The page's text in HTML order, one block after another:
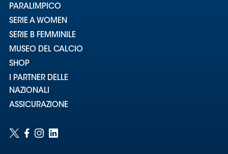
PARALIMPICO
SERIE A WOMEN
SERIE B FEMMINILE
MUSEO DEL CALCIO
SHOP
I PARTNER DELLE
NAZIONALI
ASSICURAZIONE